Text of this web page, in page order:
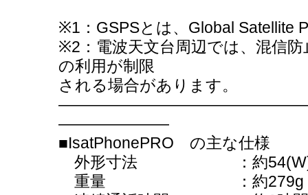
※1：GSPSとは、Global Satellite
※2：電波天文台周辺では、混信
の利用が制限
される場合があります。
―――――――
■IsatPhonePRO の主な仕様
外形寸法 ：約
重量 ：約279g